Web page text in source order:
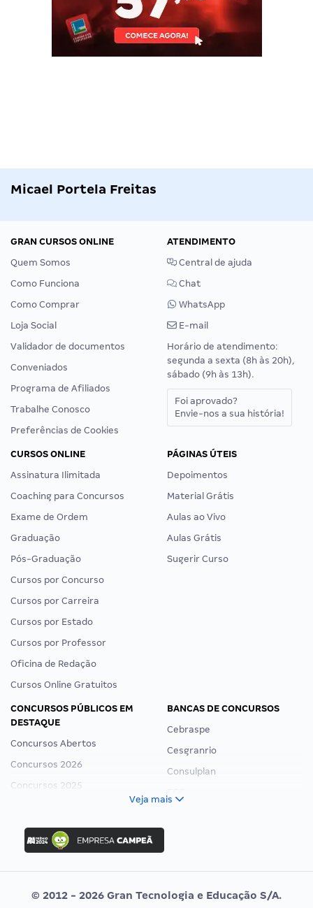
Micael Portela Freitas
GRAN CURSOS ONLINE
Quem Somos
Como Funciona
Como Comprar
Loja Social
Validador de documentos
Conveniados
Programa de Afiliados
Trabalhe Conosco
Preferências de Cookies
ATENDIMENTO
Central de ajuda
Chat
WhatsApp
E-mail
Horário de atendimento:
segunda a sexta (8h às 20h),
sábado (9h às 13h).
Foi aprovado?
Envie-nos a sua história!
CURSOS ONLINE
Assinatura Ilimitada
Coaching para Concursos
Exame de Ordem
Graduação
Pós-Graduação
Cursos por Concurso
Cursos por Carreira
Cursos por Estado
Cursos por Professor
Oficina de Redação
Cursos Online Gratuitos
PÁGINAS ÚTEIS
Depoimentos
Material Grátis
Aulas ao Vivo
Aulas Grátis
Sugerir Curso
CONCURSOS PÚBLICOS EM
DESTAQUE
Concursos Abertos
Concursos 2026
Concursos 2025
Concurso Ibama
Concurso MPU
Editais publicados
BANCAS DE CONCURSOS
Cebraspe
Cesgranrio
Consulplan
Vunesp
Veja mais
© 2012 - 2026 Gran Tecnologia e Educação S/A.